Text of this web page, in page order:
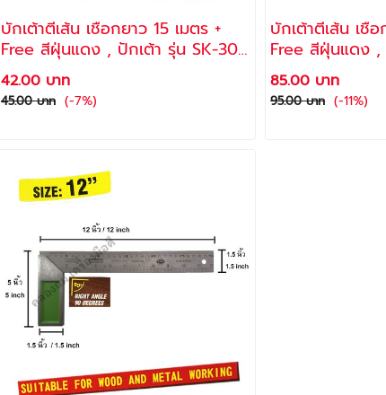
บักเต้าตีเส้น เชือกยาว 15 เมตร +
Free สีฝุ่นแดง , ปักเต้า รุ่น SK-30
ยี่ห้อ ALLWAYS
42.00 บาท
45.00 บาท (-7%)
บักเต้าตีเส้น เชื
Free สีฝุ่นแดง , ปักเต้า
ยี่ห้อ ALLWAYS
85.00 บาท
95.00 บาท (-11%)